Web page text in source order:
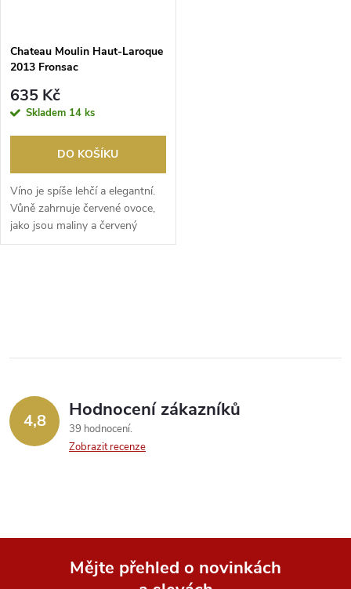
Chateau Moulin Haut-Laroque
2013 Fronsac
635 Kč
Skladem 14 ks
DO KOŠÍKU
Víno je spíše lehčí a elegantní.
Vůně zahrnuje červené ovoce,
jako jsou maliny a červený
rybíz, s je...
l
d
a
p
4,8 Hodnocení zákazníků
39 hodnocení
Zobrazit recenze
Mějte přehled o novinkách